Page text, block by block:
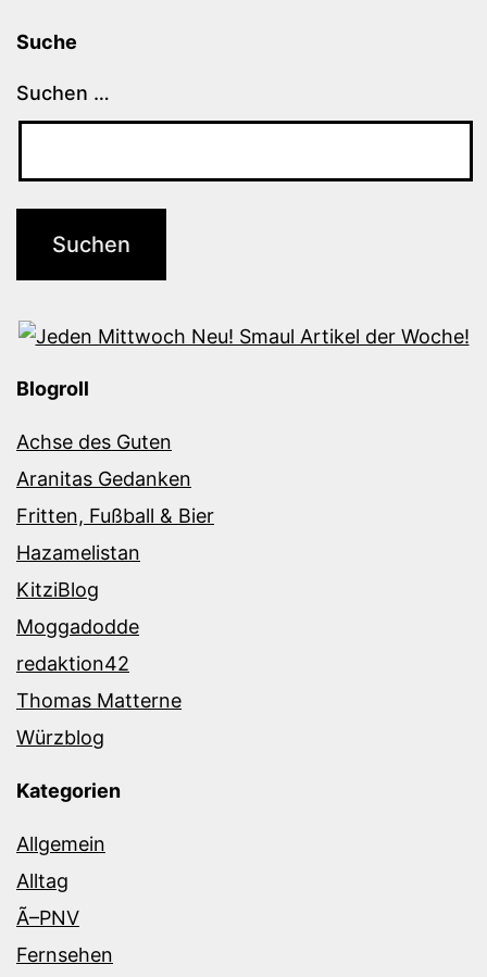
Suche
Suchen …
Blogroll
Achse des Guten
Aranitas Gedanken
Fritten, Fußball & Bier
Hazamelistan
KitziBlog
Moggadodde
redaktion42
Thomas Matterne
Würzblog
Kategorien
Allgemein
Alltag
Ã–PNV
Fernsehen